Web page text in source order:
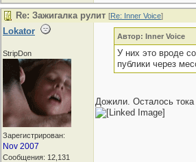
Re: Зажигалка рулит [Re: Inner Voice]
Lokator
StripDon
Зарегистрирован:
Nov 2007
Сообщения: 12,131
Автор: Inner Voice
У них это вроде
публики через
Дожили. Осталось